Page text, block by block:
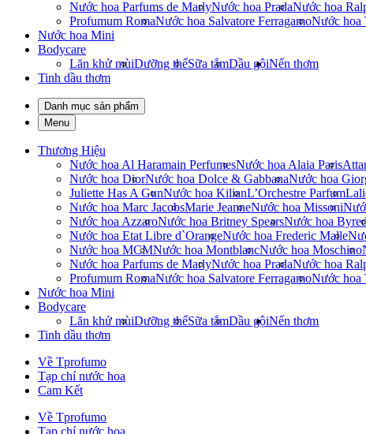
Nước hoa Parfums de MarlyNước hoa PradaNước hoa
Profumum RomaNước hoa Salvatore FerragamoNước hoa
Nước hoa Mini
Bodycare
Lăn khử mùiDưỡng thểSữa tắmDầu gộiNến thơm
Tinh dầu thơm
Danh mục sản phẩm
Menu
Thương Hiệu
Nước hoa Al Haramain PerfumesNước hoa Alaia Paris
Nước hoa DiorNước hoa Dolce & GabbanaNước hoa
Juliette Has A GunNước hoa KilianL’Orchestre Parfum
Nước hoa Marc JacobsMarie JeanneNước hoa Missoni
Nước hoa AzzaroNước hoa Britney SpearsNước hoa
Nước hoa Etat Libre d`OrangeNước hoa Frederic Malle
Nước hoa MCMNước hoa MontblancNước hoa Moschino
Nước hoa Parfums de MarlyNước hoa PradaNước hoa
Profumum RomaNước hoa Salvatore FerragamoNước hoa
Nước hoa Mini
Bodycare
Lăn khử mùiDưỡng thểSữa tắmDầu gộiNến thơm
Tinh dầu thơm
Về Tprofumo
Tạp chí nước hoa
Cam Kết
Về Tprofumo
Tạp chí nước hoa